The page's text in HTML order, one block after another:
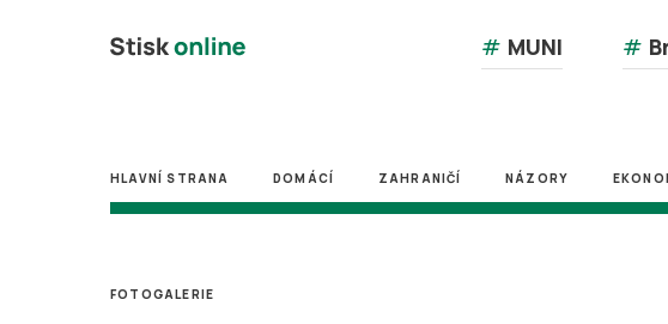
# MUNI #
HLAVNÍ STRANA DOMÁCÍ ZAHRANIČÍ NÁZORY
FOTOGALERIE